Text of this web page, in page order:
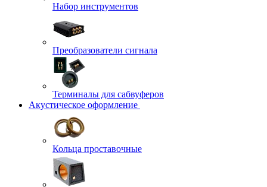
Набор инструментов
Преобразователи сигнала
Терминалы для сабвуферов
Акустическое оформление
Кольца проставочные